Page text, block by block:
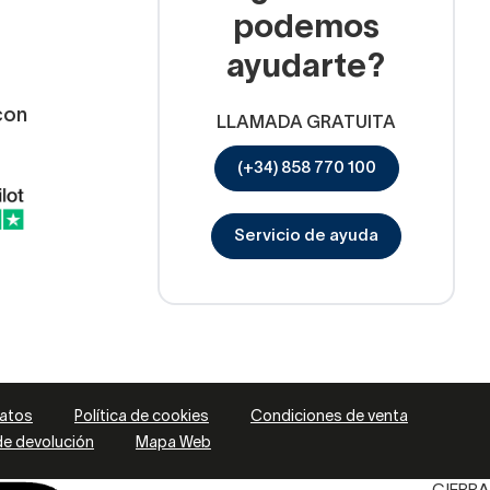
podemos
ayudarte?
LLAMADA GRATUITA
(+34) 858 770 100
Servicio de ayuda
Política de cookies
Condiciones de venta
devolución Mapa Web